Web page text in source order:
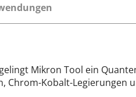
Mikron Tool ein
Chrom-Kobalt-Legierungen